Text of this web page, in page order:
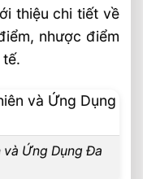
Chất Lượng Và
thiệu chi tiết về
nhược điểm
và Ứng Dụng Đa